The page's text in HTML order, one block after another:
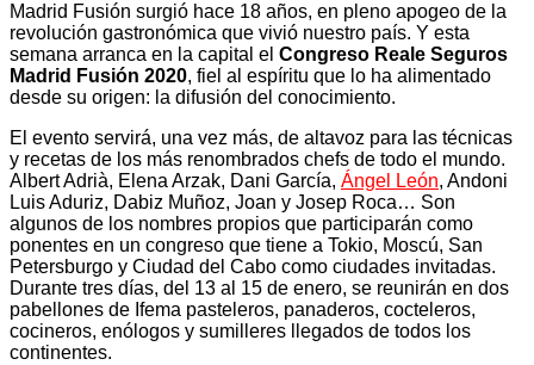
Madrid Fusión surgió hace 18 años, en pleno apogeo de la
revolución gastronómica que vivió nuestro país. Y esta
semana arranca en la capital el Congreso Reale Seguros
Madrid Fusión 2020, fiel al espíritu que lo ha alimentado
desde su origen: la difusión del conocimiento.
El evento servirá, una vez más, de altavoz para las técnicas
y recetas de los más renombrados chefs de todo el mundo.
Albert Adrià, Elena Arzak, Dani García, Ángel León, Andoni
Luis Aduriz, Dabiz Muñoz, Joan y Josep Roca… Son
algunos de los nombres propios que participarán como
ponentes en un congreso que tiene a Tokio, Moscú, San
Petersburgo y Ciudad del Cabo como ciudades invitadas.
Durante tres días, del 13 al 15 de enero, se reunirán en dos
pabellones de Ifema pasteleros, panaderos, cocteleros,
cocineros, enólogos y sumilleres llegados de todos los
continentes.